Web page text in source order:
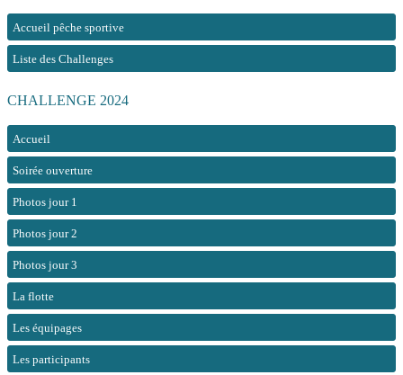
Accueil pêche sportive
Liste des Challenges
CHALLENGE 2024
Accueil
Soirée ouverture
Photos jour 1
Photos jour 2
Photos jour 3
La flotte
Les équipages
Les participants